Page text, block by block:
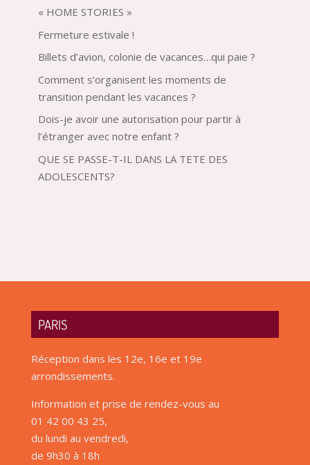
« HOME STORIES »
Fermeture estivale !
Billets d’avion, colonie de vacances…qui paie ?
Comment s’organisent les moments de
transition pendant les vacances ?
Dois-je avoir une autorisation pour partir à
l’étranger avec notre enfant ?
QUE SE PASSE-T-IL DANS LA TETE DES
ADOLESCENTS?
PARIS
Réception dans les 12e, 16e et 19e
arrondissements.
Information et prise de rendez-vous au
01 42 00 43 25,
du lundi au vendredi,
de 9h30 à 18h